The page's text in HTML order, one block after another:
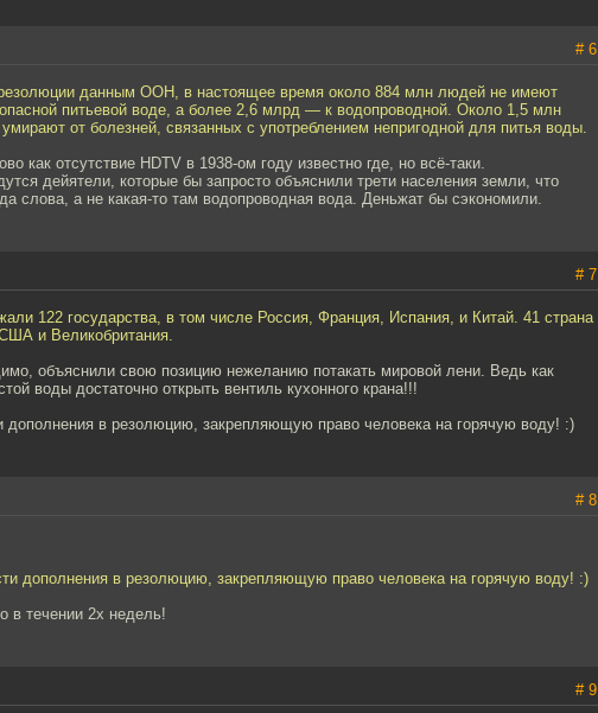
# 6
данным ООН, в настоящее время около 884 млн людей не имеют
питьевой воде, а более 2,6 млрд — к водопроводной. Около 1,5 млн
от болезней, связанных с употреблением непригодной для питья воды.
как отсутствие HDTV в 1938-ом году известно где, но всё-таки.
дейятели, которые бы запросто объяснили трети населения земли, что
слова, а не какая-то там водопроводная вода. Деньжат бы сэкономили.
# 7
122 государства, в том числе Россия, Франция, Испания, и Китай. 41 страна
и Великобритания.
объяснили свою позицию нежеланию потакать мировой лени. Ведь как
воды достаточно открыть вентиль кухонного крана!!!
дополнения в резолюцию, закрепляющую право человека на горячую воду! :)
# 8
дополнения в резолюцию, закрепляющую право человека на горячую воду! :)
в течении 2х недель!
# 9